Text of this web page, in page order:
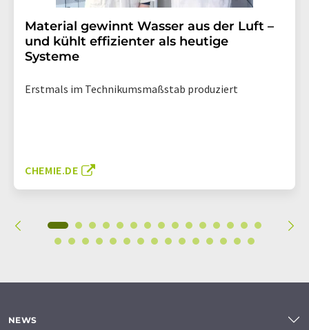
Material gewinnt Wasser aus der Luft –
und kühlt effizienter als heutige
Systeme
Erstmals im Technikumsmaßstab produziert
CHEMIE.DE
NEWS